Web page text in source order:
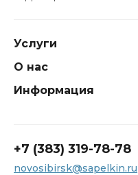
Услуги
О нас
Информация
+7 (383) 319-78-78
novosibirsk@sapelkin.ru